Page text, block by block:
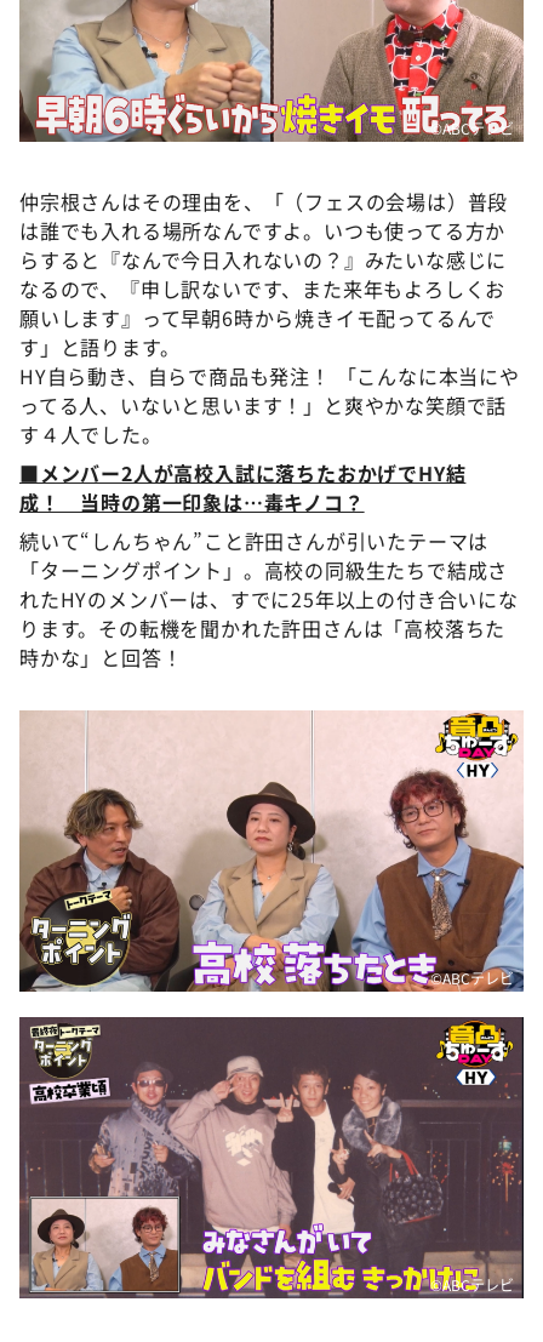
©ABCテレビ
仲宗根さんはその理由を、「（フェスの会場は）普段
は誰でも入れる場所なんですよ。いつも使ってる方か
らすると『なんで今日入れないの？』みたいな感じに
なるので、『申し訳ないです、また来年もよろしくお
願いします』って早朝6時から焼きイモ配ってるんで
す」と語ります。
HY自ら動き、自らで商品も発注！ 「こんなに本当にや
ってる人、いないと思います！」と爽やかな笑顔で話
す４人でした。
■メンバー2人が高校入試に落ちたおかげでHY結
成！ 当時の第一印象は…毒キノコ？
続いて“しんちゃん”こと許田さんが引いたテーマは
「ターニングポイント」。高校の同級生たちで結成さ
れたHYのメンバーは、すでに25年以上の付き合いにな
ります。その転機を聞かれた許田さんは「高校落ちた
時かな」と回答！
©ABCテレビ
©ABCテレビ